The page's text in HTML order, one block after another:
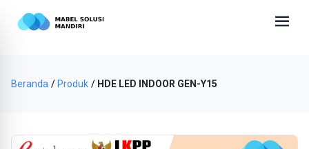
Beranda Produk HDE LED INDOOR GEN-Y15